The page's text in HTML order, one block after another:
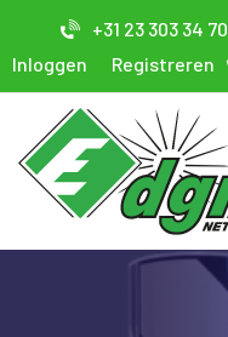
+31 23 303 34 70
Inloggen
Registreren